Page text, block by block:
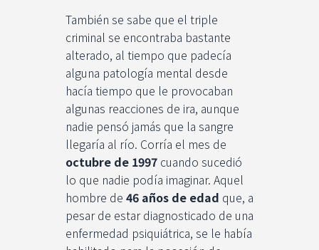
También se sabe que el triple
criminal se encontraba bastante
alterado, al tiempo que padecía
alguna patología mental desde
hacía tiempo que le provocaban
algunas reacciones de ira, aunque
nadie pensó jamás que la sangre
llegaría al río. Corría el mes de
octubre de 1997cuando sucedió
lo que nadie podía imaginar. Aquel
hombre de 46 años de edad que, a
pesar de estar diagnosticado de una
enfermedad psiquiátrica, se le había